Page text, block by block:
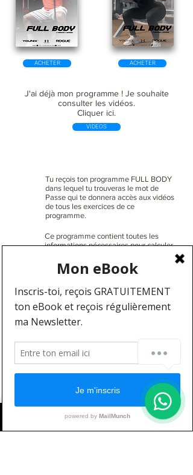
ACHETER ACHETER
J'ai déjà mon programme ! Je souhaite
consulter les vidéos.
Cliquer ici.
VIDEOS
Tu reçois ton programme FULL BODY
dans lequel tu trouveras le mot de
Passe qui te donnera accès aux vidéos
de tous les exercices de ce
programme.
Ce programme contient toutes les
informations nécessaires pour calculer
d'alimentation (équilibrée) à adopter
pour avoir des résultats à la hauteur de
Avec ce programme, tu es certain(e) de
réussir !
Dans ce programme, tu pourras noter
tes mensurations. Tu y trouveras toutes
les informations nécessaires pour
réaliser des séances d'une qualité hors
du commun et d'une durée n'excédant
pas 1h30, échauffement inclus. Tu
auras donc à ta disposition le nombre
de séries, de répétitions, les temps de
repos et le tempo. La légende te
permettra de tout comprendre et
chaque étape du programme est